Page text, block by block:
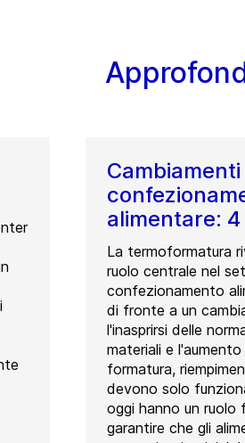
alimentare:
La termoformatura
ruolo centrale nel
confezionamento
di fronte a un
l'inasprirsi delle
materiali e
formatura,
devono solo
oggi hanno un ruolo
garantire che gli